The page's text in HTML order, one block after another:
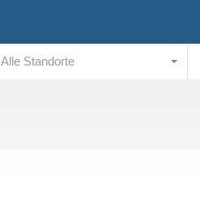
Alle Standorte